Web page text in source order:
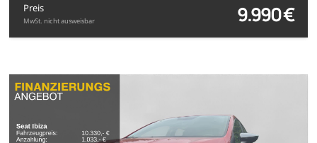
Preis
MwSt. nicht ausweisbar 9.990 €